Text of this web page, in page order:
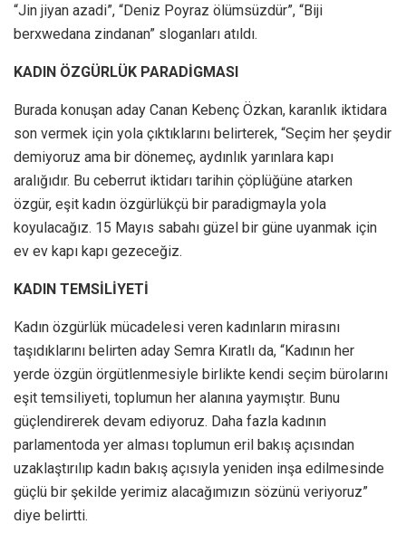
“Jin jiyan azadi”, “Deniz Poyraz ölümsüzdür”, “Biji
berxwedana zindanan” sloganları atıldı.
KADIN ÖZGÜRLÜK PARADİGMASI
Burada konuşan aday Canan Kebenç Özkan, karanlık iktidara
son vermek için yola çıktıklarını belirterek, “Seçim her şeydir
demiyoruz ama bir dönemeç, aydınlık yarınlara kapı
aralığıdır. Bu ceberrut iktidarı tarihin çöplüğüne atarken
özgür, eşit kadın özgürlükçü bir paradigmayla yola
koyulacağız. 15 Mayıs sabahı güzel bir güne uyanmak için
ev ev kapı kapı gezeceğiz.
KADIN TEMSİLİYETİ
Kadın özgürlük mücadelesi veren kadınların mirasını
taşıdıklarını belirten aday Semra Kıratlı da, “Kadının her
yerde özgün örgütlenmesiyle birlikte kendi seçim bürolarını
eşit temsiliyeti, toplumun her alanına yaymıştır. Bunu
güçlendirerek devam ediyoruz. Daha fazla kadının
parlamentoda yer alması toplumun eril bakış açısından
uzaklaştırılıp kadın bakış açısıyla yeniden inşa edilmesinde
güçlü bir şekilde yerimiz alacağımızın sözünü veriyoruz”
diye belirtti.